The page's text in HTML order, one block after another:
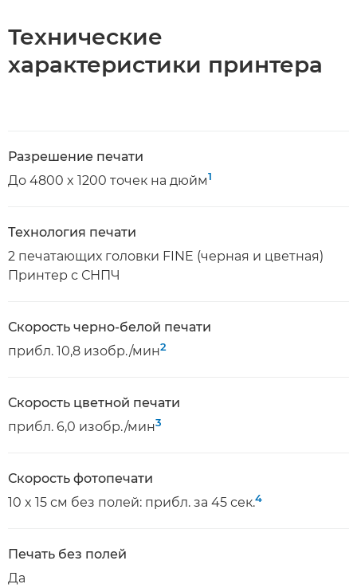
Технические
характеристики принтера
Разрешение печати
До 4800 x 1200 точек на дюйм1
Технология печати
2 печатающих головки FINE (черная и цветная)
Принтер с СНПЧ
Скорость черно-белой печати
прибл. 10,8 изобр./мин2
Скорость цветной печати
прибл. 6,0 изобр./мин3
Скорость фотопечати
10 x 15 см без полей: прибл. за 45 сек.4
Печать без полей
Да